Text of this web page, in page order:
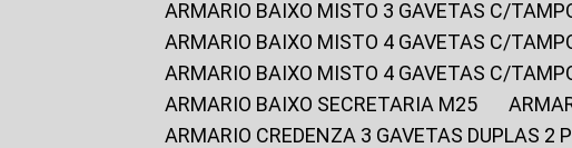
ARMARIO BAIXO MISTO 3 GAVETAS C/
ARMARIO BAIXO MISTO 4 GAVETAS C/
ARMARIO BAIXO MISTO 4 GAVETAS C/
ARMARIO BAIXO SECRETARIA M25
ARMARIO CREDENZA 3 GAVETAS DUPLAS 2